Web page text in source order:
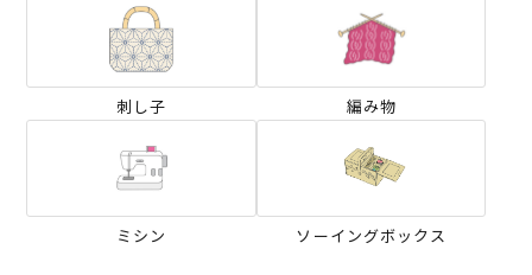
刺し子 編み物
ミシン ソーイングボックス